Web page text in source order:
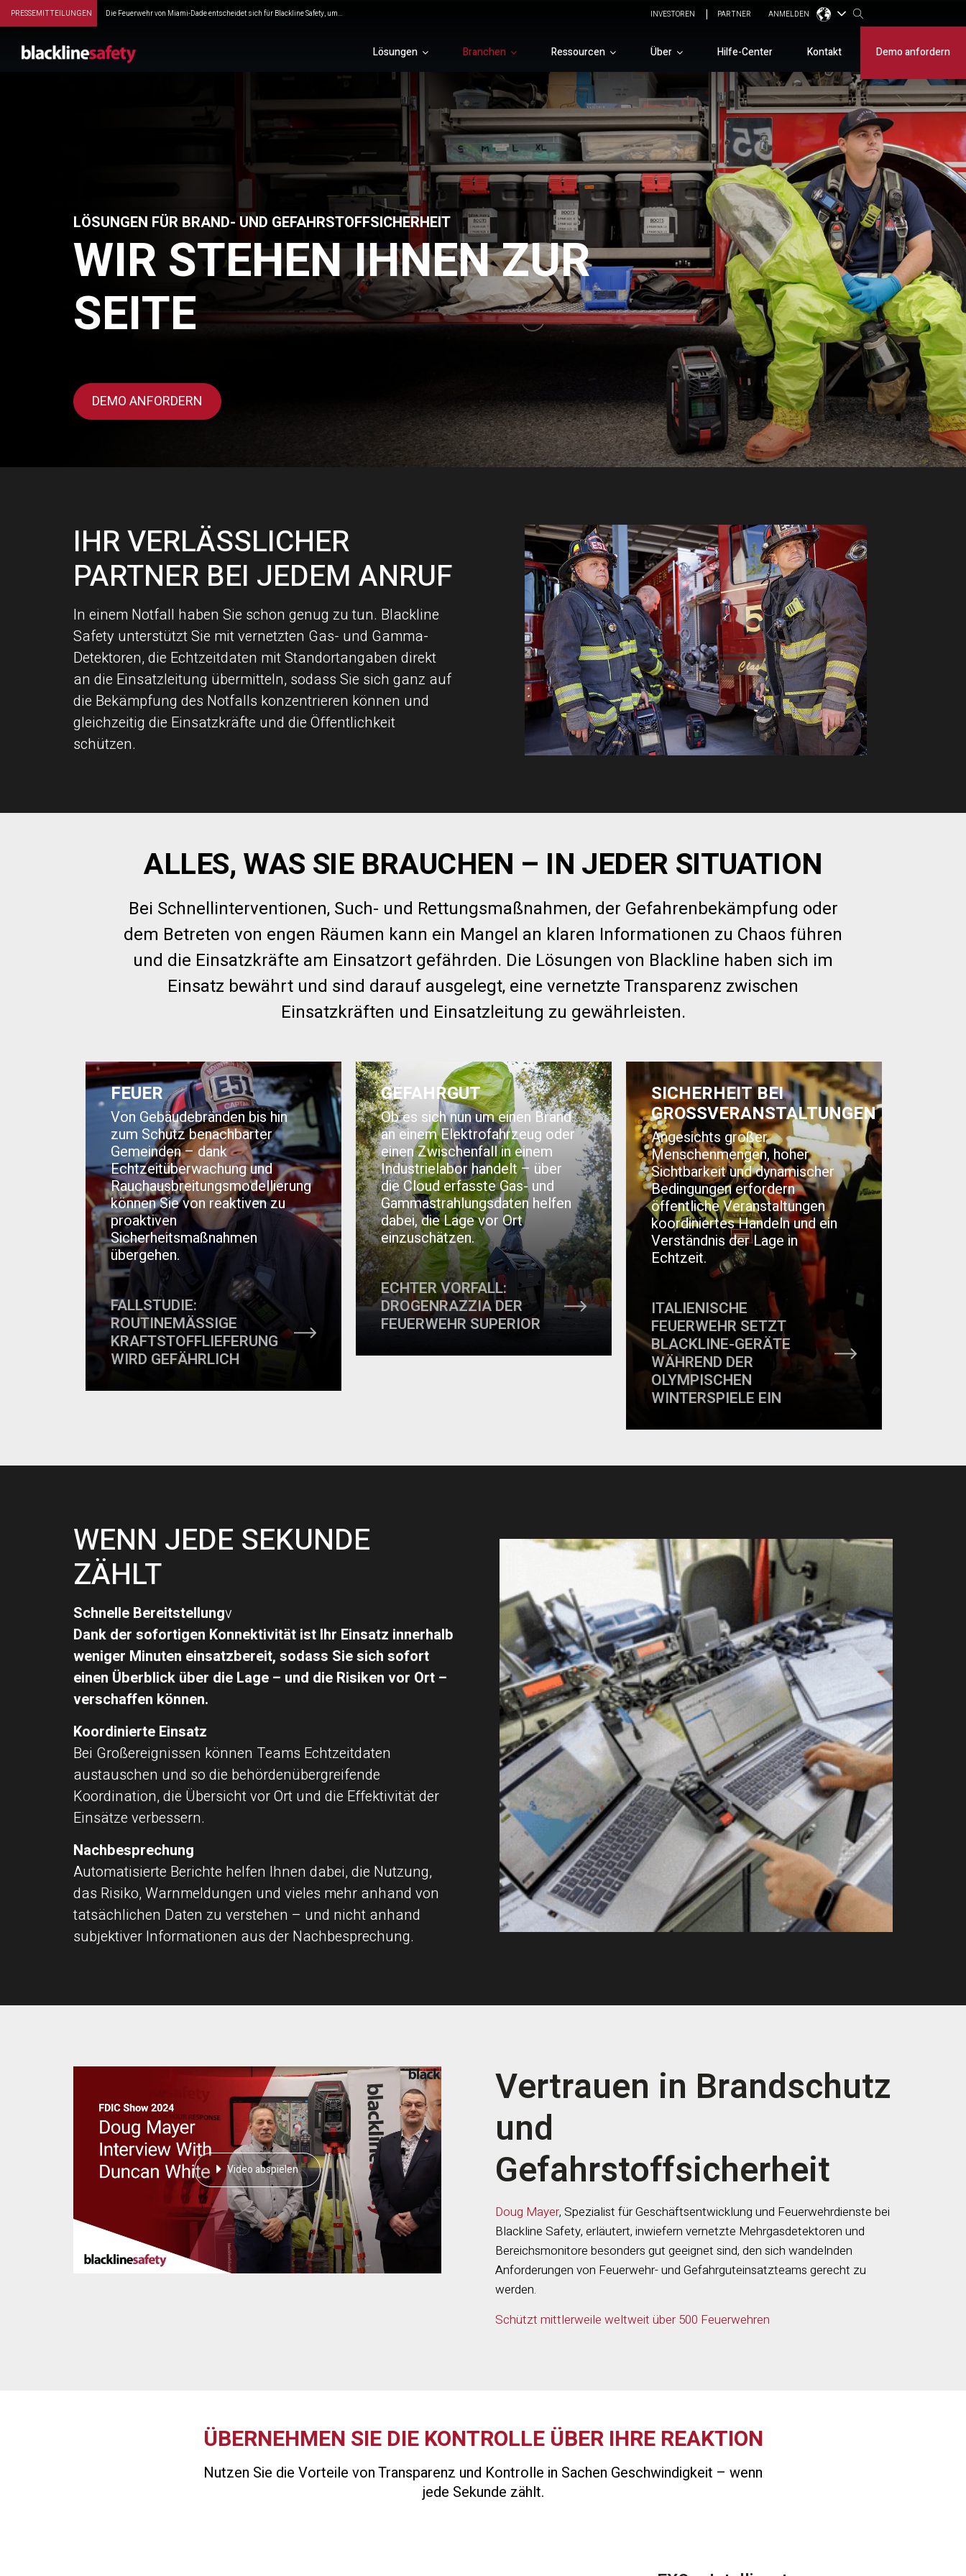
PRESSEMITTEILUNGEN Die Feuerwehr von Miami-Dade entscheidet sich für Blackline Safety, um... INVESTOREN PARTNER ANMELDEN
Lösungen Branchen Ressourcen Über Hilfe-Center Kontakt Demo anfordern
LÖSUNGEN FÜR BRAND- UND GEFAHRSTOFFSICHERHEIT
WIR STEHEN IHNEN ZUR
SEITE
DEMO ANFORDERN
IHR VERLÄSSLICHER
PARTNER BEI JEDEM ANRUF
In einem Notfall haben Sie schon genug zu tun. Blackline
Safety unterstützt Sie mit vernetzten Gas- und Gamma-
Detektoren, die Echtzeitdaten mit Standortangaben direkt
an die Einsatzleitung übermitteln, sodass Sie sich ganz auf
die Bekämpfung des Notfalls konzentrieren können und
gleichzeitig die Einsatzkräfte und die Öffentlichkeit
schützen.
ALLES, WAS SIE BRAUCHEN – IN JEDER SITUATION
Bei Schnellinterventionen, Such- und Rettungsmaßnahmen, der Gefahrenbekämpfung oder
dem Betreten von engen Räumen kann ein Mangel an klaren Informationen zu Chaos führen
und die Einsatzkräfte am Einsatzort gefährden. Die Lösungen von Blackline haben sich im
Einsatz bewährt und sind darauf ausgelegt, eine vernetzte Transparenz zwischen
Einsatzkräften und Einsatzleitung zu gewährleisten.
FEUER
Von Gebäudebränden bis hin
zum Schutz benachbarter
Gemeinden – dank
Echtzeitüberwachung und
Rauchausbreitungsmodellierung
können Sie von reaktiven zu
proaktiven
Sicherheitsmaßnahmen
übergehen.
FALLSTUDIE:
ROUTINEMÄSSIGE
KRAFTSTOFFLIEFERUNG
WIRD GEFÄHRLICH
GEFAHRGUT
Ob es sich nun um einen Brand
an einem Elektrofahrzeug oder
einen Zwischenfall in einem
Industrielabor handelt – über
die Cloud erfasste Gas- und
Gammastrahlungsdaten helfen
dabei, die Lage vor Ort
einzuschätzen.
ECHTER VORFALL:
DROGENRAZZIA DER
FEUERWEHR SUPERIOR
SICHERHEIT BEI
GROSSVERANSTALTUNGEN
Angesichts großer
Menschenmengen, hoher
Sichtbarkeit und dynamischer
Bedingungen erfordern
öffentliche Veranstaltungen
koordiniertes Handeln und ein
Verständnis der Lage in
Echtzeit.
ITALIENISCHE
FEUERWEHR SETZT
BLACKLINE-GERÄTE
WÄHREND DER
OLYMPISCHEN
WINTERSPIELE EIN
WENN JEDE SEKUNDE
ZÄHLT
Schnelle Bereitstellungv
Dank der sofortigen Konnektivität ist Ihr Einsatz innerhalb
weniger Minuten einsatzbereit, sodass Sie sich sofort
einen Überblick über die Lage – und die Risiken vor Ort –
verschaffen können.
Koordinierte Einsatz
Bei Großereignissen können Teams Echtzeitdaten
austauschen und so die behördenübergreifende
Koordination, die Übersicht vor Ort und die Effektivität der
Einsätze verbessern.
Nachbesprechung
Automatisierte Berichte helfen Ihnen dabei, die Nutzung,
das Risiko, Warnmeldungen und vieles mehr anhand von
tatsächlichen Daten zu verstehen – und nicht anhand
subjektiver Informationen aus der Nachbesprechung.
Video abspielen
Vertrauen in Brandschutz
und
Gefahrstoffsicherheit
Doug Mayer, Spezialist für Geschäftsentwicklung und Feuerwehrdienste bei
Blackline Safety, erläutert, inwiefern vernetzte Mehrgasdetektoren und
Bereichsmonitore besonders gut geeignet sind, den sich wandelnden
Anforderungen von Feuerwehr- und Gefahrguteinsatzteams gerecht zu
werden.
Schützt mittlerweile weltweit über 500 Feuerwehren
ÜBERNEHMEN SIE DIE KONTROLLE ÜBER IHRE REAKTION
Nutzen Sie die Vorteile von Transparenz und Kontrolle in Sachen Geschwindigkeit – wenn
jede Sekunde zählt.